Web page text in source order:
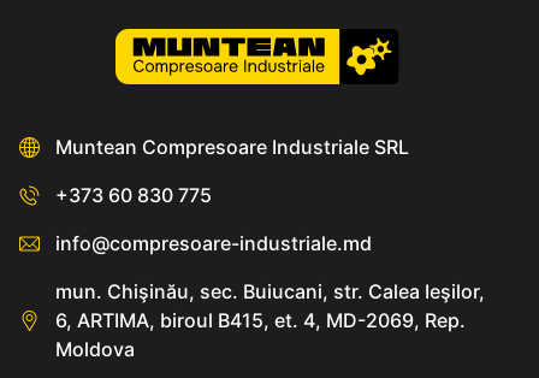
Muntean Compresoare Industriale SRL
+373 60 830 775
info@compresoare-industriale.md
mun. Chişinău, sec. Buiucani, str. Calea Ieşilor,
6, ARTIMA, biroul B415, et. 4, MD-2069, Rep.
Moldova